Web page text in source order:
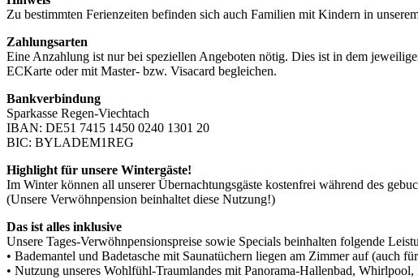
Zu bestimmten Ferienzeiten befinden sich auch Familien mit Kindern in
Zahlungsarten
Eine Anzahlung ist nur bei speziellen Angeboten nötig. Dies ist in dem
ECKarte oder mit Master- bzw. Visacard begleichen.
Bankverbindung
Sparkasse Regen-Viechtach
IBAN: DE51 7415 1450 0240 1301 20
BIC: BYLADEM1REG
Highlight für unsere Wintergäste!
Im Winter können all unserer Übernachtungsgäste kostenfrei während des
(Unsere Verwöhnpension beinhaltet diese Nutzung!)
Das ist alles inklusive
Unsere Tages-Verwöhnpensionspreise sowie Specials beinhalten folgende
• Bademantel und Badetasche mit Saunatüchern liegen am Zimmer auf (auch
• Nutzung unseres Wohlfühl-Traumlandes mit Panorama-Hallenbad,